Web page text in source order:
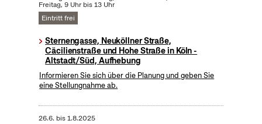
Freitag, 9 Uhr bis 13 Uhr
Eintritt frei
Sternengasse, Neuköllner Straße,
Cäcilienstraße und Hohe Straße in Köln -
Altstadt/Süd, Aufhebung
Informieren Sie sich über die Planung und geben Sie
eine Stellungnahme ab.
26.6. bis1.8.2025